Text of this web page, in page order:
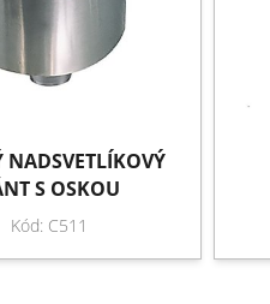
NADSVETLÍKOVÝ
S OSKOU
Kód: C511